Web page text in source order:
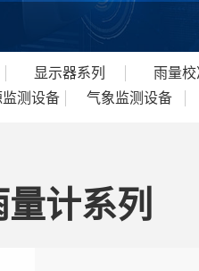
显示器系列 雨量校
测设备 气象监测设备
量计系列